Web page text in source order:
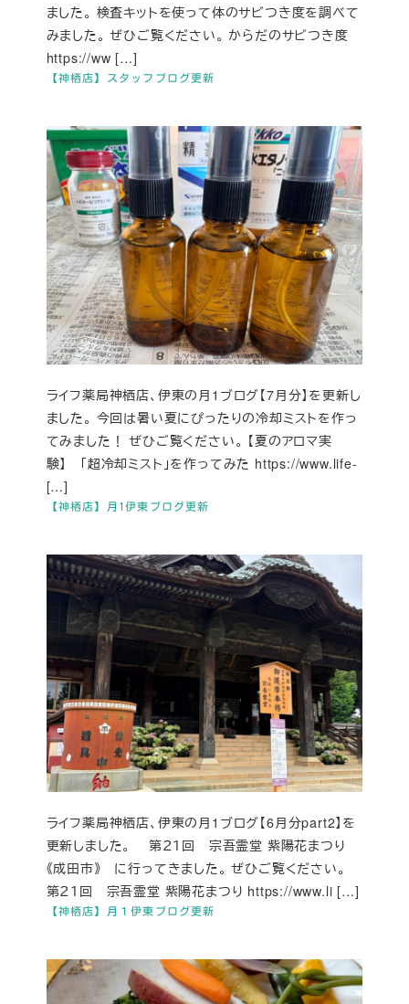
【神栖店】スタッフブログ更新
ました。 検査キットを使って体のサビつき度を調べて
みました。 ぜひご覧ください。 からだのサビつき度
https://ww […]
【神栖店】月1伊東ブログ更新
ライフ薬局神栖店、伊東の月1ブログ【7月分】を更新し
ました。 今回は暑い夏にぴったりの冷却ミストを作っ
てみました！ ぜひご覧ください。 【夏のアロマ実
験】 「超冷却ミスト」を作ってみた https://www.life-
[…]
【神栖店】月１伊東ブログ更新
ライフ薬局神栖店、伊東の月1ブログ【6月分part2】を
更新しました。 第２１回 宗吾霊堂 紫陽花まつり
《成田市》 に行ってきました。 ぜひご覧ください。
第２１回 宗吾霊堂 紫陽花まつり https://www.li […]